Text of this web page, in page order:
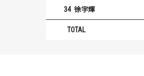
34 徐宇煇
TOTAL